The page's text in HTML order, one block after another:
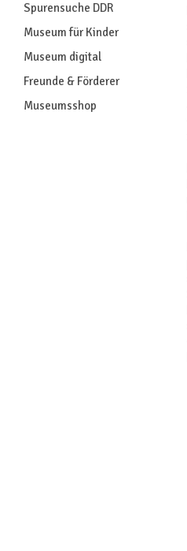
Spurensuche DDR
Museum für Kinder
Museum digital
Freunde & Förderer
Museumsshop